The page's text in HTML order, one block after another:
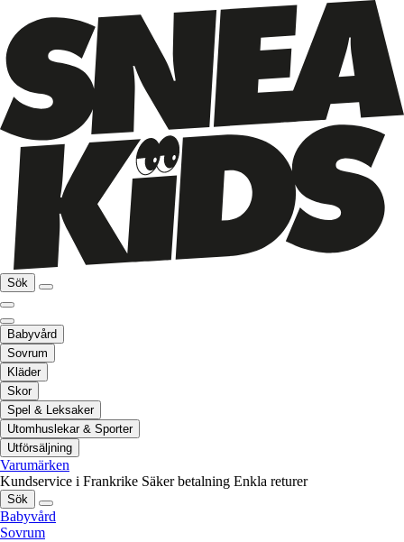
Sök
Babyvård
Sovrum
Kläder
Skor
Spel & Leksaker
Utomhuslekar & Sporter
Utförsäljning
Varumärken
Kundservice i Frankrike Säker betalning Enkla returer
Sök
Babyvård
Sovrum